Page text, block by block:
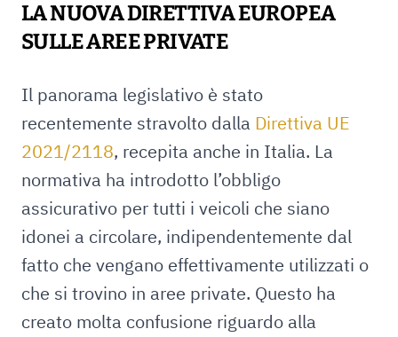
LA NUOVA DIRETTIVA EUROPEA
SULLE AREE PRIVATE
Il panorama legislativo è stato
recentemente stravolto dalla Direttiva UE
2021/2118, recepita anche in Italia. La
normativa ha introdotto l’obbligo
assicurativo per tutti i veicoli che siano
idonei a circolare, indipendentemente dal
fatto che vengano effettivamente utilizzati o
che si trovino in aree private. Questo ha
creato molta confusione riguardo alla